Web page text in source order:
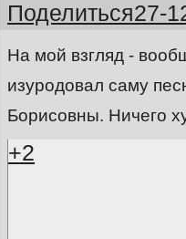
Поделиться27-
На мой взгляд -
изуродовал саму
Борисовны. Ничего
+2